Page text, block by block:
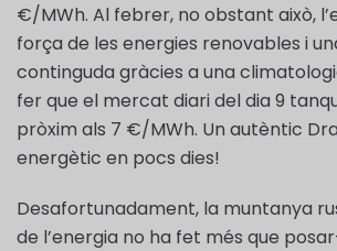
€/MWh. Al febrer, no obstant això,
força de les energies renovables i
continguda gràcies a una
fer que el mercat diari del dia 9
pròxim als 7 €/MWh. Un autèntic
energètic en pocs dies!
Desafortunadament, la muntanya
de l’energia no ha fet més que